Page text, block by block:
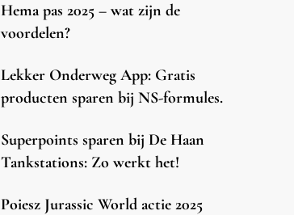
Hema pas 2025 – wat zijn de
voordelen?
Lekker Onderweg App: Gratis
producten sparen bij NS-formules.
Superpoints sparen bij De Haan
Tankstations: Zo werkt het!
Poiesz Jurassic World actie 2025